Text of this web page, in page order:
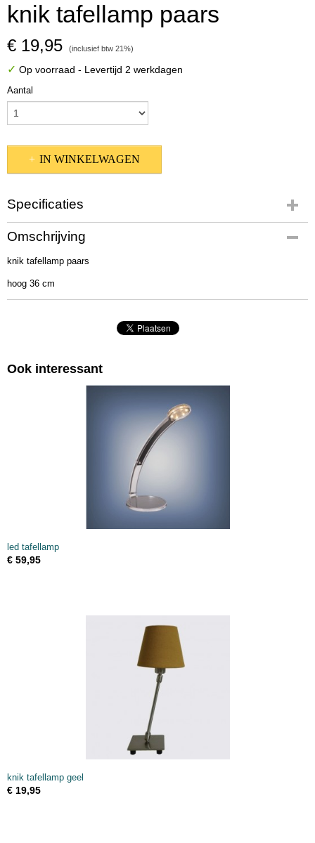
knik tafellamp paars
€ 19,95 (inclusief btw 21%)
✓ Op voorraad - Levertijd 2 werkdagen
Aantal
IN WINKELWAGEN
Specificaties
Productcode
232306
Afmetingen (l,b,h)
Omschrijving
knik tafellamp paars
hoog 36 cm
Ook interessant
led tafellamp
€ 59,95
knik tafellamp geel
€ 19,95